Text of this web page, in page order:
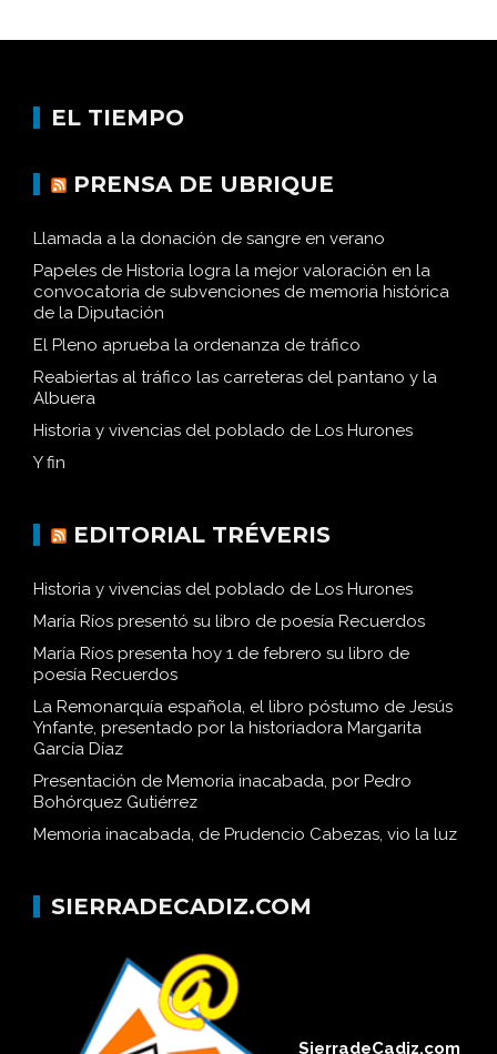
EL TIEMPO
PRENSA DE UBRIQUE
Llamada a la donación de sangre en verano
Papeles de Historia logra la mejor valoración en la
convocatoria de subvenciones de memoria histórica
de la Diputación
El Pleno aprueba la ordenanza de tráfico
Reabiertas al tráfico las carreteras del pantano y la
Albuera
Historia y vivencias del poblado de Los Hurones
Y fin
EDITORIAL TRÉVERIS
Historia y vivencias del poblado de Los Hurones
María Ríos presentó su libro de poesía Recuerdos
María Ríos presenta hoy 1 de febrero su libro de
poesía Recuerdos
La Remonarquía española, el libro póstumo de Jesús
Ynfante, presentado por la historiadora Margarita
García Díaz
Presentación de Memoria inacabada, por Pedro
Bohórquez Gutiérrez
Memoria inacabada, de Prudencio Cabezas, vio la luz
SIERRADECADIZ.COM
SierradeCadiz.com